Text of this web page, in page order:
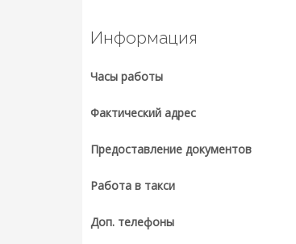
Информация
Часы работы
Фактический адрес
Предоставление документов
Работа в такси
Доп. телефоны